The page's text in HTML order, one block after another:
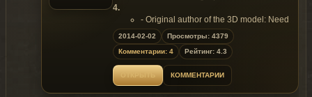
4.
- Original author of the 3D model: Need
for Speed Rivals
- Converted to GTA4 by:
SkylineGTRFreak
- Wheel textures by: AIGE
- Special thanks to Chipi of KCS for his
helpful Ninja_Ripper support script for
2014-02-02
Просмотры: 4379
Комментарии: 4
Рейтинг: 4.3
ОТКРЫТЬ КОММЕНТАРИИ